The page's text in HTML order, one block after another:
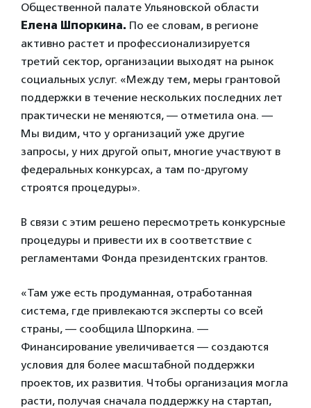
Общественной палате Ульяновской области
Елена Шпоркина. По ее словам, в регионе
активно растет и профессионализируется
третий сектор, организации выходят на рынок
социальных услуг. «Между тем, меры грантовой
поддержки в течение нескольких последних лет
практически не меняются, — отметила она. —
Мы видим, что у организаций уже другие
запросы, у них другой опыт, многие участвуют в
федеральных конкурсах, а там по-другому
строятся процедуры».
В связи с этим решено пересмотреть конкурсные
процедуры и привести их в соответствие с
регламентами Фонда президентских грантов.
«Там уже есть продуманная, отработанная
система, где привлекаются эксперты со всей
страны, — сообщила Шпоркина. —
Финансирование увеличивается — создаются
условия для более масштабной поддержки
проектов, их развития. Чтобы организация могла
расти, получая сначала поддержку на стартап,